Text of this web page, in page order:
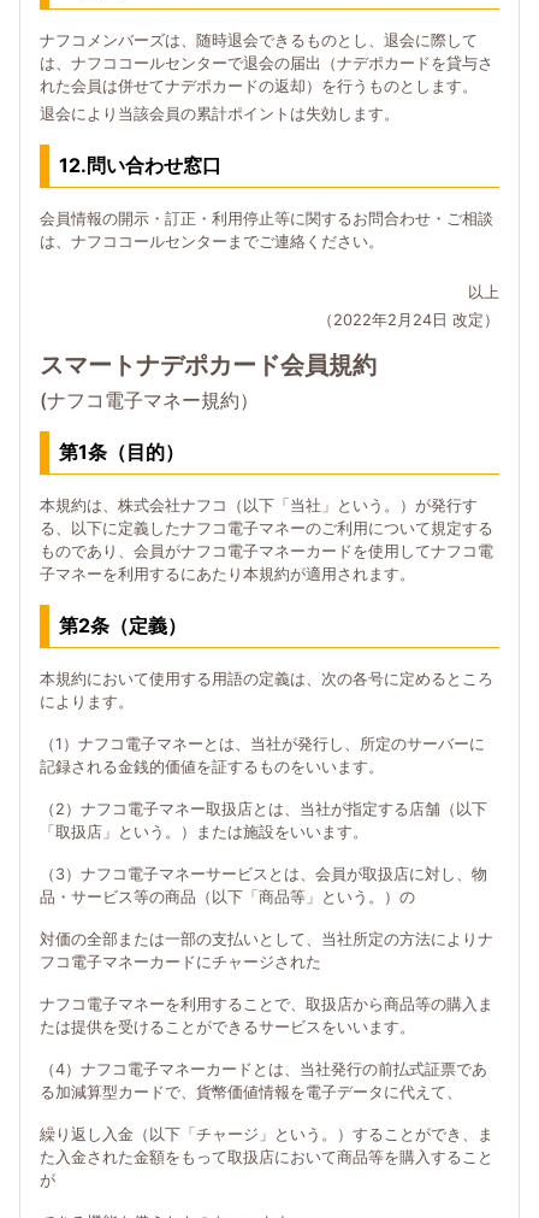
ナフコメンバーズは、随時退会できるものとし、退会に際して
は、ナフココールセンターで退会の届出（ナデポカードを貸与さ
れた会員は併せてナデポカードの返却）を行うものとします。
退会により当該会員の累計ポイントは失効します。
12.問い合わせ窓口
会員情報の開示・訂正・利用停止等に関するお問合わせ・ご相談
は、ナフココールセンターまでご連絡ください。
以上
（2022年2月24日 改定）
スマートナデポカード会員規約
(ナフコ電子マネー規約）
第1条（目的）
本規約は、株式会社ナフコ（以下「当社」という。）が発行す
る、以下に定義したナフコ電子マネーのご利用について規定する
ものであり、会員がナフコ電子マネーカードを使用してナフコ電
子マネーを利用するにあたり本規約が適用されます。
第2条（定義）
本規約において使用する用語の定義は、次の各号に定めるところ
によります。
（1）ナフコ電子マネーとは、当社が発行し、所定のサーバーに
記録される金銭的価値を証するものをいいます。
（2）ナフコ電子マネー取扱店とは、当社が指定する店舗（以下
「取扱店」という。）または施設をいいます。
（3）ナフコ電子マネーサービスとは、会員が取扱店に対し、物
品・サービス等の商品（以下「商品等」という。）の
対価の全部または一部の支払いとして、当社所定の方法によりナ
フコ電子マネーカードにチャージされた
ナフコ電子マネーを利用することで、取扱店から商品等の購入ま
たは提供を受けることができるサービスをいいます。
（4）ナフコ電子マネーカードとは、当社発行の前払式証票であ
る加減算型カードで、貨幣価値情報を電子データに代えて、
繰り返し入金（以下「チャージ」という。）することができ、ま
た入金された金額をもって取扱店において商品等を購入すること
が